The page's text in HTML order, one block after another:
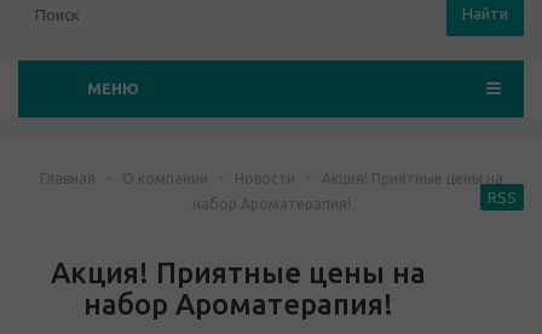
Найти
МЕНЮ
Главная - О компании - Новости -
Акция! Приятные цены на
набор Ароматерапия!
Акция! Приятные цены на
набор Ароматерапия!
RSS